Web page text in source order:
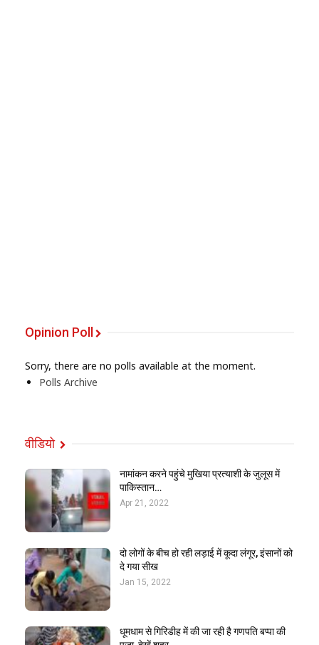
Opinion Poll
Sorry, there are no polls available at the moment.
Polls Archive
वीडियो
नामांकन करने पहुंचे मुखिया प्रत्याशी के जुलूस में
पाकिस्तान…
Apr 21, 2022
दो लोगों के बीच हो रही लड़ाई में कूदा लंगूर, इंसानों को
दे गया सीख
Jan 15, 2022
धूमधाम से गिरिडीह में की जा रही है गणपति बप्पा की